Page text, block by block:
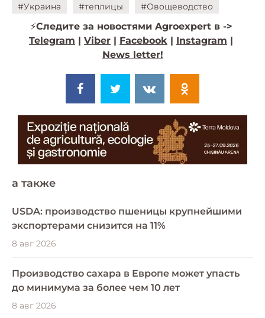
#Украина #теплицы #Овощеводство
⚡️Следите за новостями Agroexpert в ->
Telegram | Viber | Facebook | Instagram |
News letter!
a также
USDA: производство пшеницы крупнейшими
экспортерами снизится на 11%
8 авг 2026
Производство сахара в Европе может упасть
до минимума за более чем 10 лет
8 авг 2026